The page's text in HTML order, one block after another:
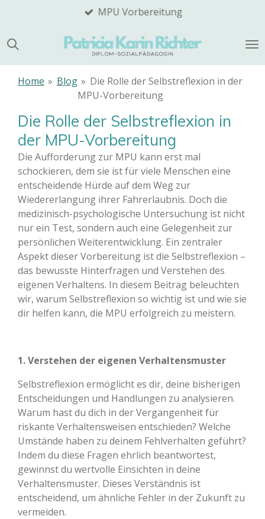
springen
MPU Vorbereitung
Home » Blog » Die Rolle der Selbstreflexion in der
MPU-Vorbereitung
Die Rolle der Selbstreflexion in
der MPU-Vorbereitung
Die Aufforderung zur MPU kann erst mal
schockieren, dem sie ist für viele Menschen eine
entscheidende Hürde auf dem Weg zur
Wiedererlangung ihrer Fahrerlaubnis. Doch die
medizinisch-psychologische Untersuchung ist nicht
nur ein Test, sondern auch eine Gelegenheit zur
persönlichen Weiterentwicklung. Ein zentraler
Aspekt dieser Vorbereitung ist die Selbstreflexion –
das bewusste Hinterfragen und Verstehen des
eigenen Verhaltens. In diesem Beitrag beleuchten
wir, warum Selbstreflexion so wichtig ist und wie sie
dir helfen kann, die MPU erfolgreich zu meistern.
1. Verstehen der eigenen Verhaltensmuster
Selbstreflexion ermöglicht es dir, deine bisherigen
Entscheidungen und Handlungen zu analysieren.
Warum hast du dich in der Vergangenheit für
riskante Verhaltensweisen entschieden? Welche
Umstände haben zu deinem Fehlverhalten geführt?
Indem du diese Fragen ehrlich beantwortest,
gewinnst du wertvolle Einsichten in deine
Verhaltensmuster. Dieses Verständnis ist
entscheidend, um ähnliche Fehler in der Zukunft zu
vermeiden.